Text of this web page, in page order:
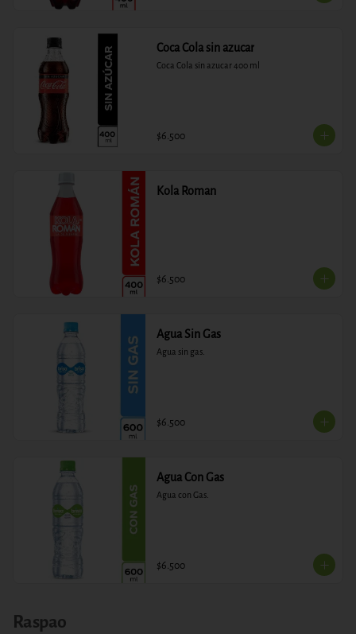
Coca Cola sin azucar
Coca Cola sin azucar 400 ml
$6.500
Kola Roman
$6.500
Agua Sin Gas
Agua sin gas.
$6.500
Agua Con Gas
Agua con Gas.
$6.500
Raspao